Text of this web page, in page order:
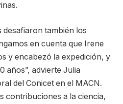
desafiaron también los
en cuenta que Irene
y encabezó la expedición, y
años”, advierte Julia
del Conicet en el MACN.
contribuciones a la ciencia,